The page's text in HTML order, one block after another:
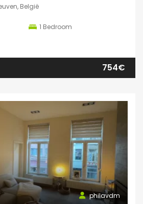
België
1 Bedroom
754€
philavdm